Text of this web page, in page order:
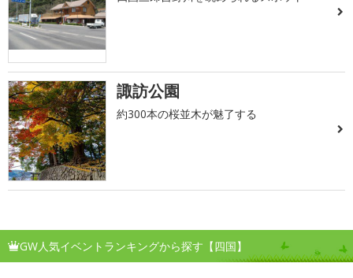
諏訪公園
約300本の桜並木が魅了する
GW人気イベントランキングから探す【四国】